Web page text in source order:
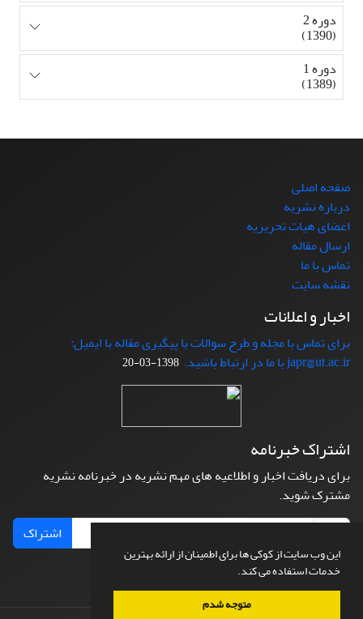
این وب سایت از کوکی ها برای اطمینان از ارائه بهترین
خدمات استفاده می کند.
متوجه شدم
دوره 2
(1390)
دوره 1
(1389)
صفحه اصلی
درباره نشریه
اعضای هیات تحریریه
ارسال مقاله
تماس با ما
نقشه سایت
اخبار و اعلانات
برای تماس با مجله و طرح سوالات یا پیگیری مقاله با ایمیل:
japr@ut.ac.ir با ما در ارتباط باشید.
1398-03-20
اشتراک خبرنامه
برای دریافت اخبار و اطلاعیه های مهم نشریه در خبرنامه نشریه
مشترک شوید.
اشتراک